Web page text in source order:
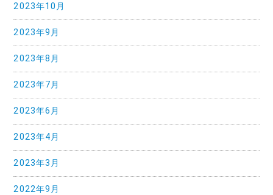
2023年10月
2023年9月
2023年8月
2023年7月
2023年6月
2023年4月
2023年3月
2022年9月